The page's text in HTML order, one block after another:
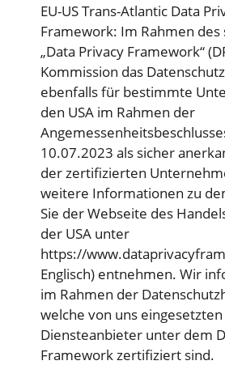
EU-US Trans-Atlantic Data
Framework: Im Rahmen des
„Data Privacy Framework“
Kommission das
ebenfalls für bestimmte
den USA im Rahmen der
10.07.2023 als sicher
der zertifizierten
weitere Informationen zu
Sie der Webseite des
der USA unter
https://
Englisch) entnehmen. Wir
im Rahmen der
welche von uns eingesetzten
Diensteanbieter unter dem
Framework zertifiziert sind.